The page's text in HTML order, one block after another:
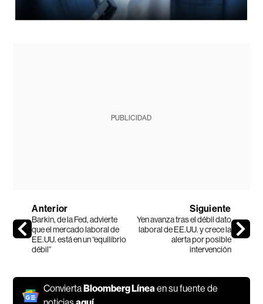
PUBLICIDAD
Anterior
Barkin, de la Fed, advierte
que el mercado laboral de
EE.UU. está en un “equilibrio
débil”
Siguiente
Yen avanza tras el débil dato
laboral de EE.UU. y crece la
alerta por posible
intervención
ConviertaBloomberg Líneaen su fuente de